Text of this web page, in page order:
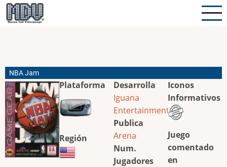
Pasar
al
NBA Jam
Plataforma
Región
Desarrolla
Iguana
Entertainment
Publica
Arena
Num.
Jugadores
Iconos
Informativos
Juego
comentado
en